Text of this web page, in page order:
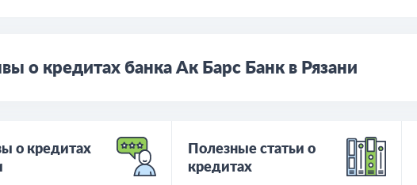
о кредитах банка Ак Барс Банк в Рязани
о кредитах
Полезные статьи о
кредитах